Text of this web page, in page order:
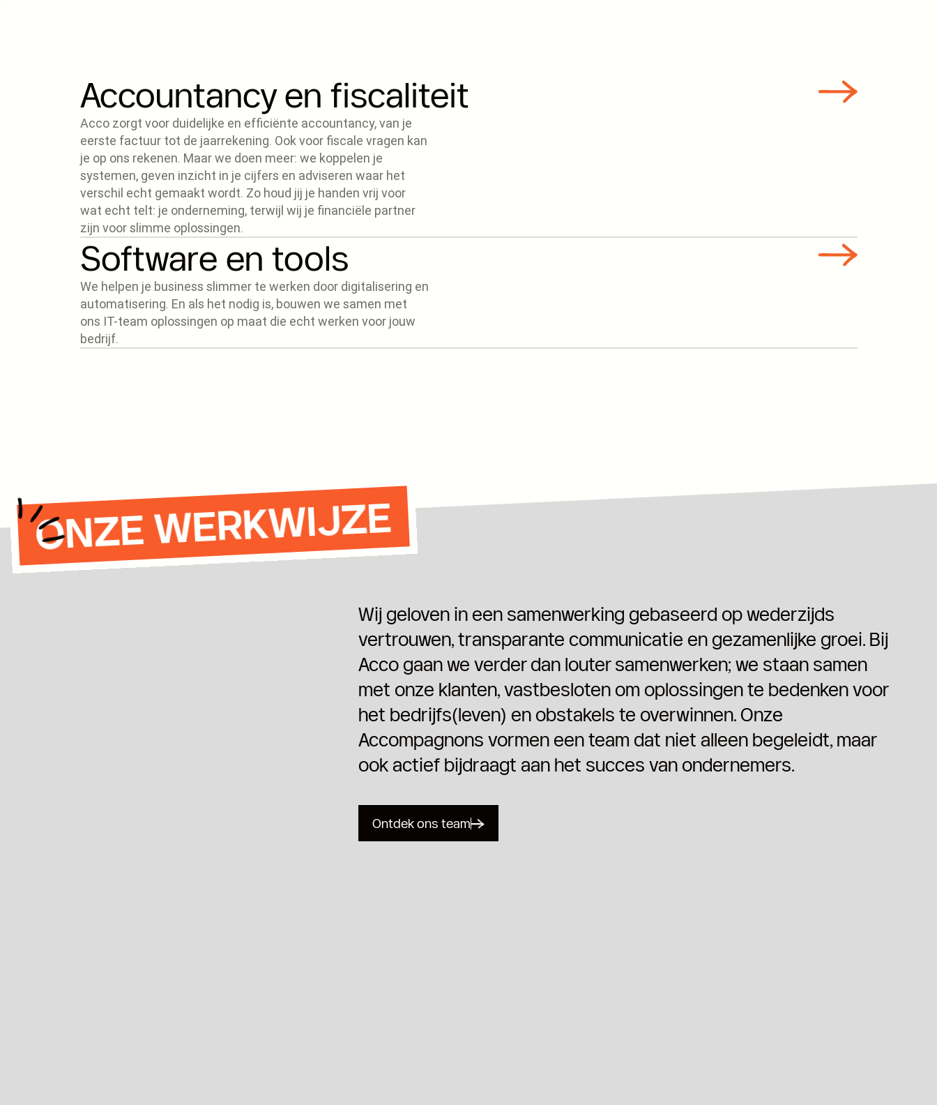
Accountancy en fiscaliteit
Acco zorgt voor duidelijke en efficiënte accountancy, van je
eerste factuur tot de jaarrekening. Ook voor fiscale vragen kan
je op ons rekenen. Maar we doen meer: we koppelen je
systemen, geven inzicht in je cijfers en adviseren waar het
verschil echt gemaakt wordt. Zo houd jij je handen vrij voor
wat echt telt: je onderneming, terwijl wij je financiële partner
zijn voor slimme oplossingen.
Software en tools
We helpen je business slimmer te werken door digitalisering en
automatisering. En als het nodig is, bouwen we samen met
ons IT-team oplossingen op maat die echt werken voor jouw
bedrijf.
ONZE WERKWIJZE
Wij geloven in een samenwerking gebaseerd op wederzijds
vertrouwen, transparante communicatie en gezamenlijke groei. Bij
Acco gaan we verder dan louter samenwerken; we staan samen
met onze klanten, vastbesloten om oplossingen te bedenken voor
het bedrijfs(leven) en obstakels te overwinnen. Onze
Accompagnons vormen een team dat niet alleen begeleidt, maar
ook actief bijdraagt aan het succes van ondernemers.
Ontdek ons team